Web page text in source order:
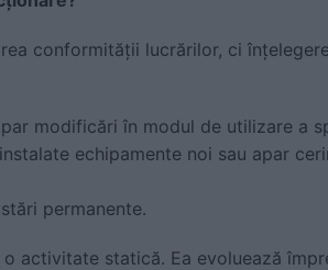
conformității lucrărilor, ci
modificări în modul de utilizare a
echipamente noi sau apar
permanente.
activitate statică. Ea evoluează